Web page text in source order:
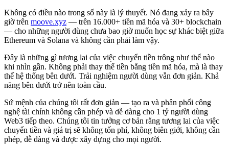
Không có điều nào trong số này là lý thuyết. Nó đang xảy ra bây
giờ trên moove.xyz — trên 16.000+ tiền mã hóa và 30+ blockchain
— cho những người dùng chưa bao giờ muốn học sự khác biệt giữa
Ethereum và Solana và không cần phải làm vậy.
Đây là những gì tương lai của việc chuyển tiền trông như thế nào
khi nhìn gần. Không phải thay thế tiền bằng tiền mã hóa, mà là thay
thế hệ thống bên dưới. Trải nghiệm người dùng vẫn đơn giản. Khả
năng bên dưới trở nên toàn cầu.
Sứ mệnh của chúng tôi rất đơn giản — tạo ra và phân phối công
nghệ tài chính không cần phép và dễ dàng cho 1 tỷ người dùng
Web3 tiếp theo. Chúng tôi tin tưởng cơ bản rằng tương lai của việc
chuyển tiền và giá trị sẽ không tốn phí, không biên giới, không cần
phép, dễ dàng và được xây dựng cho mọi người.